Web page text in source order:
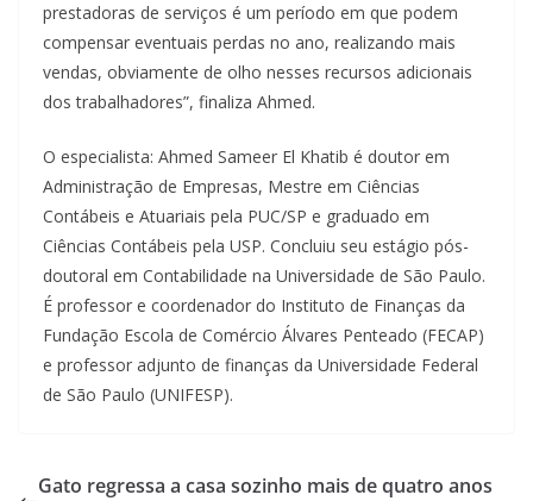
prestadoras de serviços é um período em que podem
compensar eventuais perdas no ano, realizando mais
vendas, obviamente de olho nesses recursos adicionais
dos trabalhadores”, finaliza Ahmed.
O especialista: Ahmed Sameer El Khatib é doutor em
Administração de Empresas, Mestre em Ciências
Contábeis e Atuariais pela PUC/SP e graduado em
Ciências Contábeis pela USP. Concluiu seu estágio pós-
doutoral em Contabilidade na Universidade de São Paulo.
É professor e coordenador do Instituto de Finanças da
Fundação Escola de Comércio Álvares Penteado (FECAP)
e professor adjunto de finanças da Universidade Federal
de São Paulo (UNIFESP).
Gato regressa a casa sozinho mais de quatro anos